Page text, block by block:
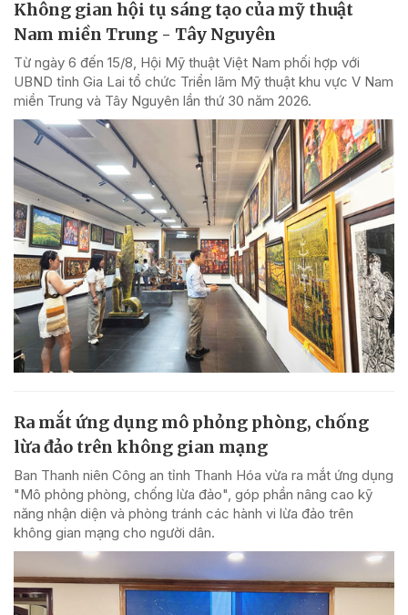
Không gian hội tụ sáng tạo của mỹ thuật
Nam miền Trung - Tây Nguyên
Từ ngày 6 đến 15/8, Hội Mỹ thuật Việt Nam phối hợp với
UBND tỉnh Gia Lai tổ chức Triển lãm Mỹ thuật khu vực V Nam
miền Trung và Tây Nguyên lần thứ 30 năm 2026.
Ra mắt ứng dụng mô phỏng phòng, chống
lừa đảo trên không gian mạng
Ban Thanh niên Công an tỉnh Thanh Hóa vừa ra mắt ứng dụng
"Mô phỏng phòng, chống lừa đảo", góp phần nâng cao kỹ
năng nhận diện và phòng tránh các hành vi lừa đảo trên
không gian mạng cho người dân.